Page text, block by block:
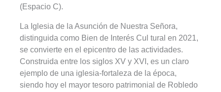
(Espacio C).
La Iglesia de la Asunción de Nuestra Señora,
distinguida como Bien de Interés Cul tural en 2021,
se convierte en el epicentro de las actividades.
Construida entre los siglos XV y XVI, es un claro
ejemplo de una iglesia-fortaleza de la época,
siendo hoy el mayor tesoro patrimonial de Robledo